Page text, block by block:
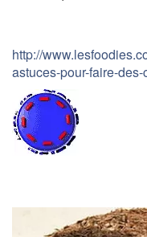
http://
astuces-pour-faire-